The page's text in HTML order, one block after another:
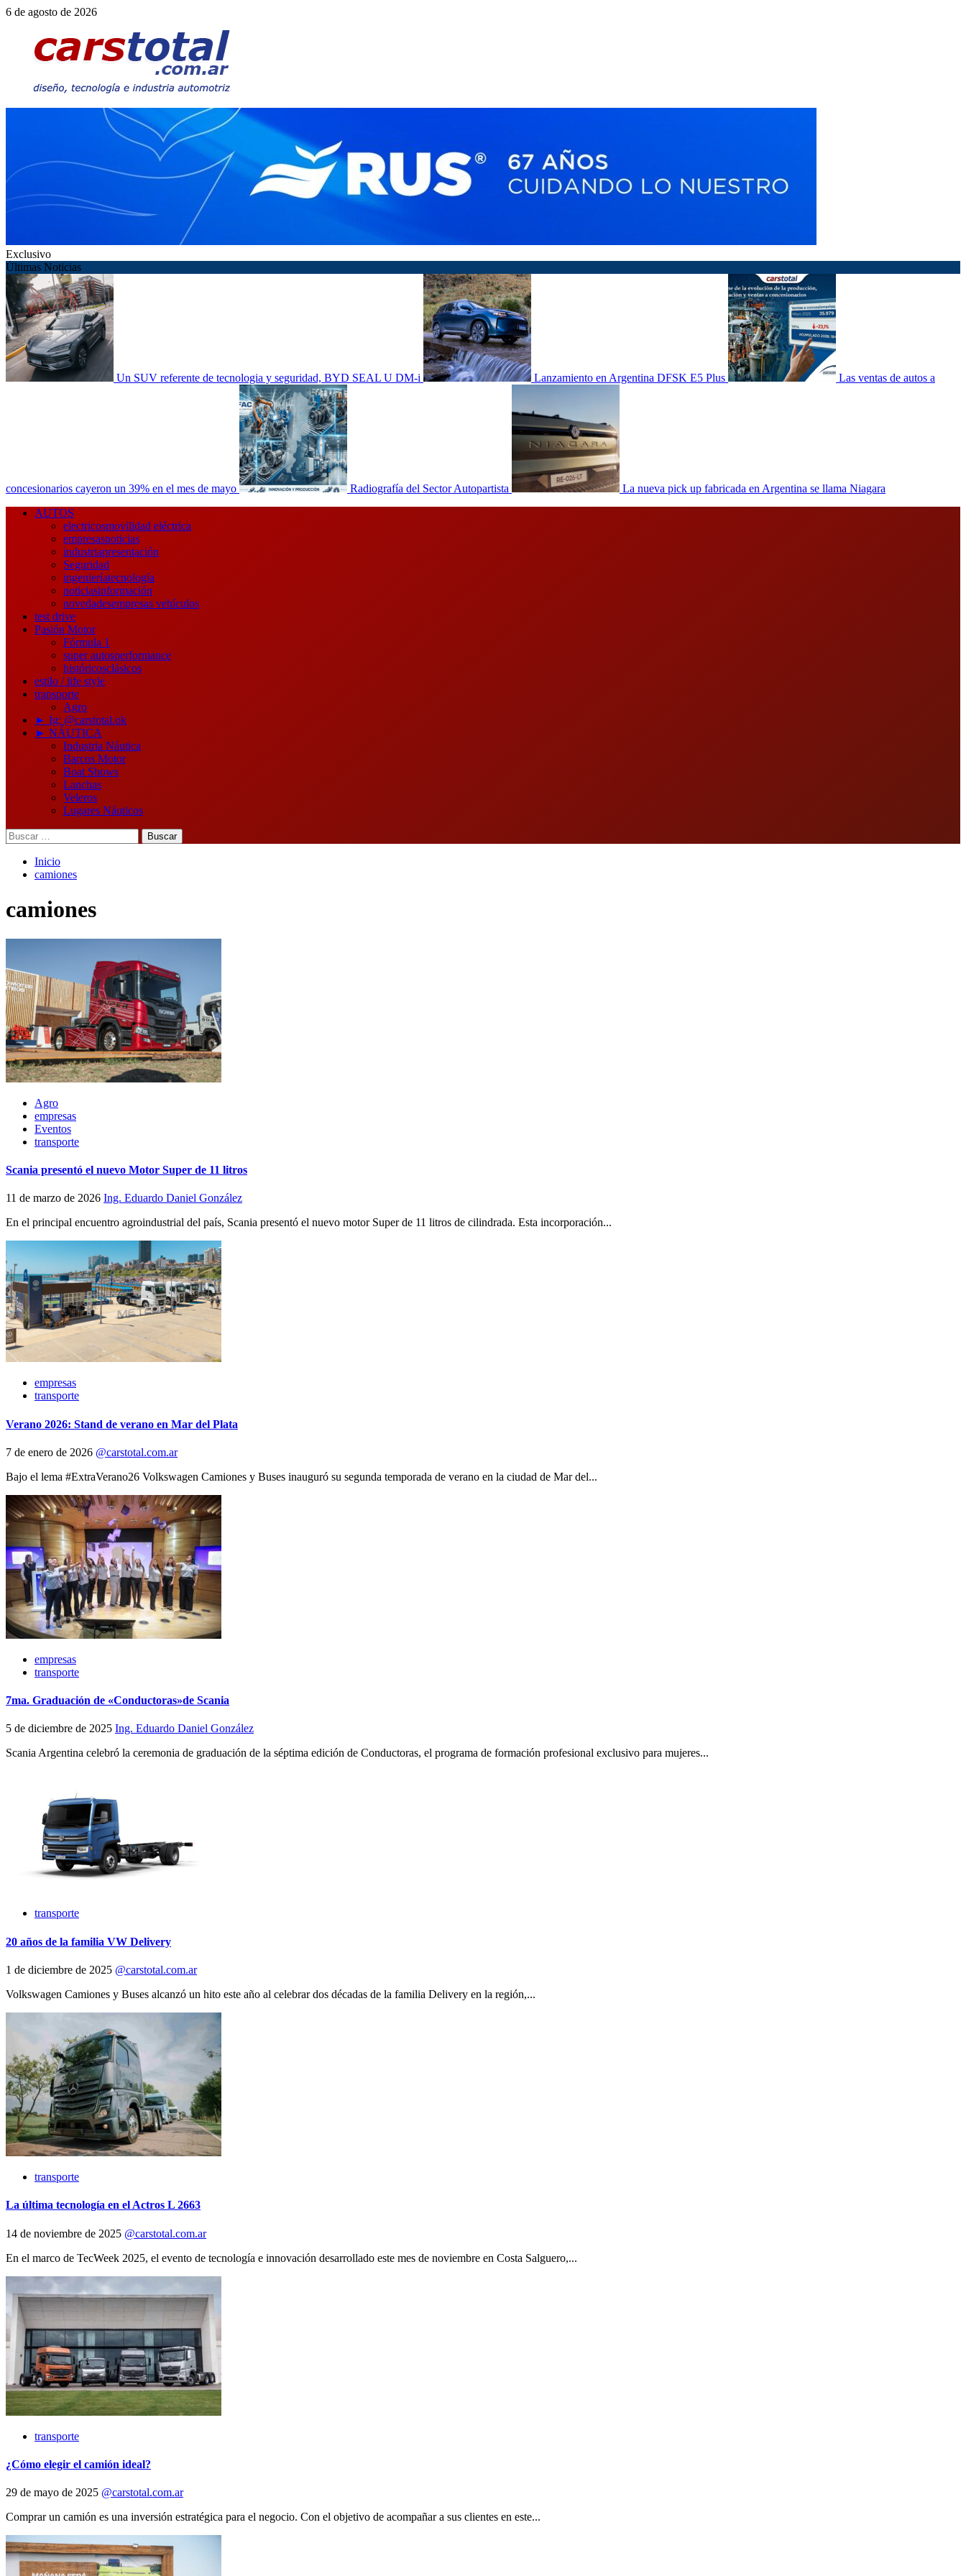
Saltar
contenido
6 de agosto de 2026
Exclusivo
Últimas Noticias
Un SUV referente de tecnologia y seguridad, BYD SEAL U DM-i Lanzamiento en Argentina DFSK E5 Plus Las ventas de autos a
concesionarios cayeron un 39% en el mes de mayo Radiografía del Sector Autopartista
La nueva pick up fabricada en Argentina se llama Niagara
Menú
AUTOS
electricosmovilidad eléctrica
empresasnoticias
industriapresentación
Seguridad
ingenieríatecnología
noticiasinformación
novedadesempresas vehículos
test drive
Pasión Motor
Fórmula 1
super autosperformance
históricosclásicos
estilo / life style
transporte
Agro
► Ig: @carstotal.ok
► NÁUTICA
Industria Náutica
Barcos Motor
Boat Shows
Lanchas
Veleros
Lugares Náuticos
Buscar:
Inicio
camiones
camiones
Agro
empresas
Eventos
transporte
Scania presentó el nuevo Motor Super de 11 litros
11 de marzo de 2026 Ing. Eduardo Daniel González
En el principal encuentro agroindustrial del país, Scania presentó el nuevo motor Super de 11 litros de cilindrada. Esta incorporación...
empresas
transporte
Verano 2026: Stand de verano en Mar del Plata
7 de enero de 2026 @carstotal.com.ar
Bajo el lema #ExtraVerano26 Volkswagen Camiones y Buses inauguró su segunda temporada de verano en la ciudad de Mar del...
empresas
transporte
7ma. Graduación de «Conductoras»de Scania
5 de diciembre de 2025 Ing. Eduardo Daniel González
Scania Argentina celebró la ceremonia de graduación de la séptima edición de Conductoras, el programa de formación profesional exclusivo para mujeres...
transporte
20 años de la familia VW Delivery
1 de diciembre de 2025 @carstotal.com.ar
Volkswagen Camiones y Buses alcanzó un hito este año al celebrar dos décadas de la familia Delivery en la región,...
transporte
La última tecnología en el Actros L 2663
14 de noviembre de 2025 @carstotal.com.ar
En el marco de TecWeek 2025, el evento de tecnología e innovación desarrollado este mes de noviembre en Costa Salguero,...
transporte
¿Cómo elegir el camión ideal?
29 de mayo de 2025 @carstotal.com.ar
Comprar un camión es una inversión estratégica para el negocio. Con el objetivo de acompañar a sus clientes en este...